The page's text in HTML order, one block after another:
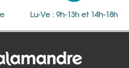
Lu-Ve : 9h-13h et 14h-18h